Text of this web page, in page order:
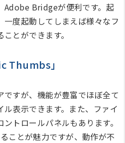
Adobe Bridgeが便利です。起
度起動してしまえば様々なフ
とができます。
Thumbs」
ですが、機能が豊富でほぼ全て
表示できます。また、ファイ
トロールパネルもあります。
ことが魅力ですが、動作が不